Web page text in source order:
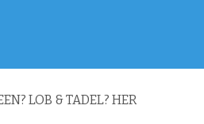
LOB & TADEL? HER